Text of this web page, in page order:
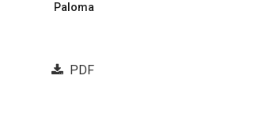
Paloma
PDF